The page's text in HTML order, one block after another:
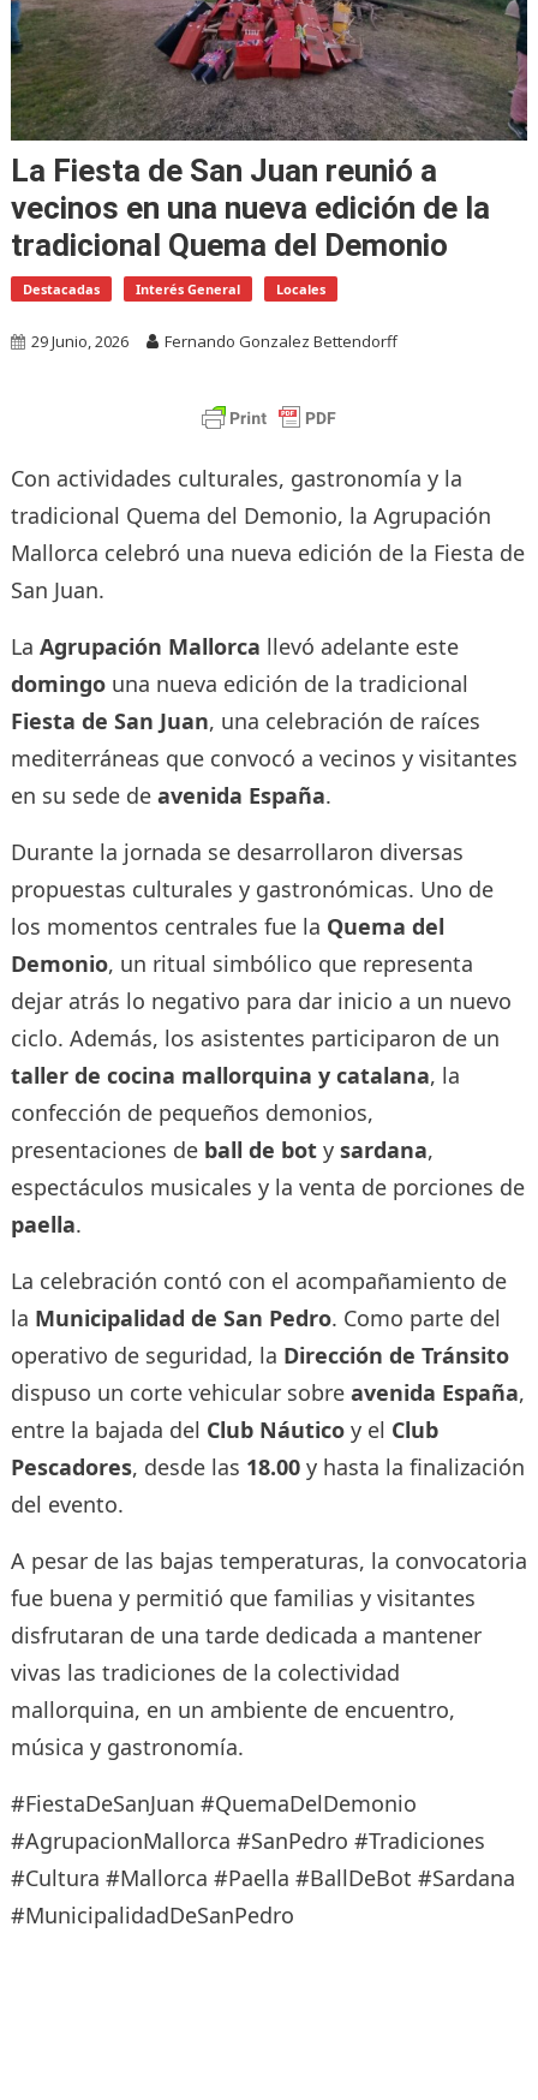
La Fiesta de San Juan reunió a
vecinos en una nueva edición de la
tradicional Quema del Demonio
Destacadas Interés General Locales
29 Junio, 2026 Fernando Gonzalez Bettendorff
Con actividades culturales, gastronomía y la
tradicional Quema del Demonio, la Agrupación
Mallorca celebró una nueva edición de la Fiesta de
San Juan.
La Agrupación Mallorca llevó adelante este
domingouna nueva edición de la tradicional
Fiesta de San Juan, una celebración de raíces
mediterráneas que convocó a vecinos y visitantes
en su sede de avenida España.
Durante la jornada se desarrollaron diversas
propuestas culturales y gastronómicas. Uno de
los momentos centrales fue la Quema del
Demonio, un ritual simbólico que representa
dejar atrás lo negativo para dar inicio a un nuevo
ciclo. Además, los asistentes participaron de un
taller de cocina mallorquina y catalana, la
confección de pequeños demonios,
presentaciones de ball de boty sardana,
espectáculos musicales y la venta de porciones de
paella.
La celebración contó con el acompañamiento de
la Municipalidad de San Pedro. Como parte del
operativo de seguridad, la Dirección de Tránsito
dispuso un corte vehicular sobre avenida España,
entre la bajada del Club Náuticoy el Club
Pescadores, desde las 18.00y hasta la finalización
del evento.
A pesar de las bajas temperaturas, la convocatoria
fue buena y permitió que familias y visitantes
disfrutaran de una tarde dedicada a mantener
vivas las tradiciones de la colectividad
mallorquina, en un ambiente de encuentro,
música y gastronomía.
#FiestaDeSanJuan #QuemaDelDemonio
#AgrupacionMallorca #SanPedro #Tradiciones
#Cultura #Mallorca #Paella #BallDeBot #Sardana
#MunicipalidadDeSanPedro